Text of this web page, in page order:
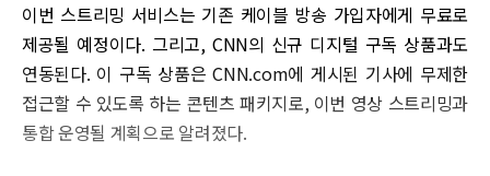
이번 스트리밍 서비스는 기존 케이블 방송 가입자에게 무료로
제공될 예정이다. 그리고, CNN의 신규 디지털 구독 상품과도
연동된다. 이 구독 상품은 CNN.com에 게시된 기사에 무제한
접근할 수 있도록 하는 콘텐츠 패키지로, 이번 영상 스트리밍과
통합 운영될 계획으로 알려졌다.